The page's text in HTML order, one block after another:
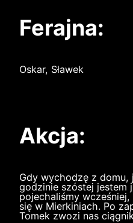
Ferajna:
Oskar, Sławek
Akcja:
Gdy wychodzę z domu,
godzinie szóstej jestem
pojechaliśmy
się w Mierkiniach. Po
Tomek zwozi nas